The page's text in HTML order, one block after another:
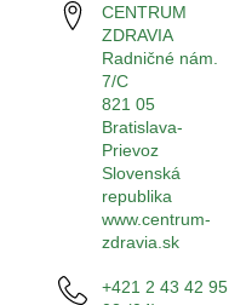
CENTRUM
ZDRAVIA
Radničné nám.
7/C
821 05
Bratislava-
Prievoz
Slovenská
republika
www.centrum-
zdravia.sk
+421 2 43 42 95